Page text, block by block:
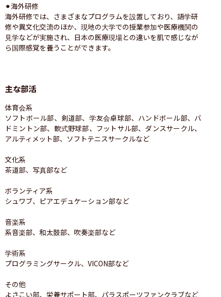
⚫︎海外研修
海外研修では、さまざまなプログラムを設置しており、語学研
修や異文化交流のほか、現地の大学での授業参加や医療機関の
見学などが実施され、日本の医療現場との違いを肌で感じなが
ら国際感覚を養うことができます。
主な部活
体育会系
ソフトボール部、剣道部、学友会卓球部、ハンドボール部、バ
ドミントン部、軟式野球部、フットサル部、ダンスサークル、
アルティメット部、ソフトテニスサークルなど
文化系
茶道部、写真部など
ボランティア系
シュワブ、ピアエデュケーション部など
音楽系
系音楽部、和太鼓部、吹奏楽部など
学術系
プログラミングサークル、VICON部など
その他
よさこい部、栄養サポート部、パラスポーツファンクラブなど